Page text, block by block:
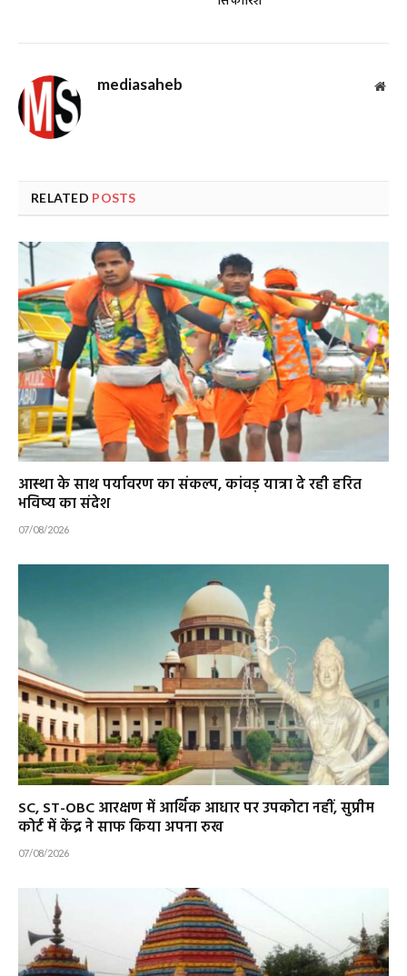
mediasaheb
RELATED POSTS
आस्था के साथ पर्यावरण का संकल्प, कांवड़ यात्रा दे रही हरित
भविष्य का संदेश
07/08/2026
SC, ST-OBC आरक्षण में आर्थिक आधार पर उपकोटा नहीं, सुप्रीम
कोर्ट में केंद्र ने साफ किया अपना रुख
07/08/2026